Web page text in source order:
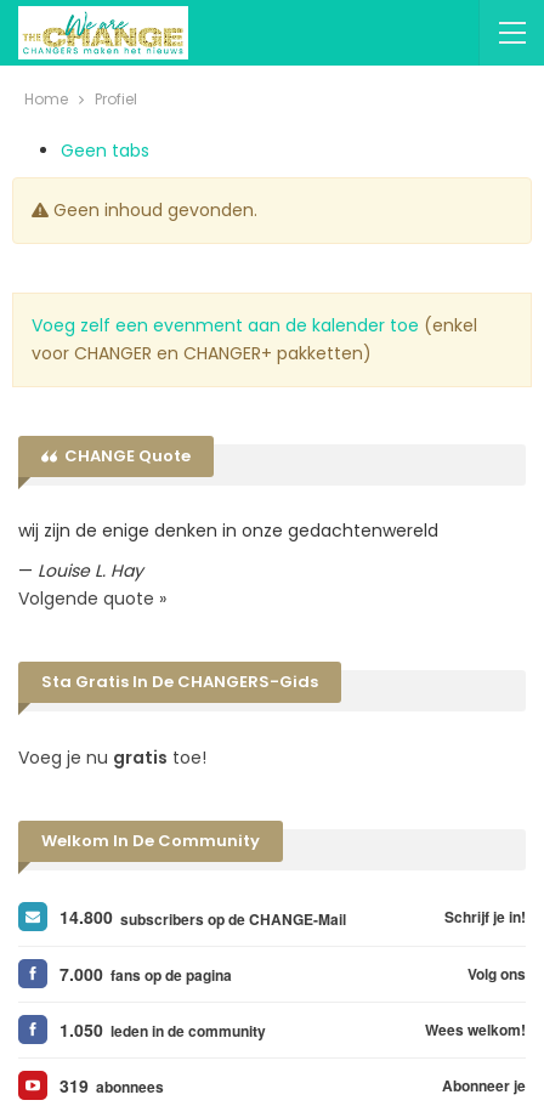
Home Profiel
Geen tabs
Geen inhoud gevonden.
Voeg zelf een evenment aan de kalender toe (enkel
voor CHANGER en CHANGER+ pakketten)
CHANGE Quote
wij zijn de enige denken in onze gedachtenwereld
— Louise L. Hay
Volgende quote »
Sta Gratis In De CHANGERS-Gids
Voeg je nu gratis toe!
Welkom In De Community
14.800 subscribers op de CHANGE-Mail Schrijf je in!
7.000 fans op de pagina Volg ons
1.050 leden in de community Wees welkom!
319 abonnees Abonneer je